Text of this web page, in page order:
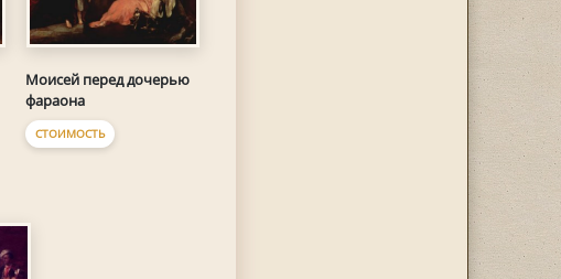
Моисей перед дочерью
фараона
СТОИМОСТЬ